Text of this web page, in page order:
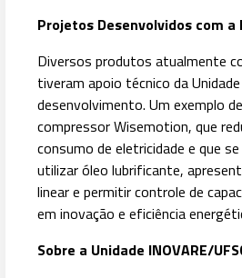
Projetos Desenvolvidos com a
Diversos produtos atualmente
tiveram apoio técnico da
desenvolvimento. Um exemplo
compressor Wisemotion, que
consumo de eletricidade e que
utilizar óleo lubrificante,
linear e permitir controle de
em inovação e eficiência
Sobre a Unidade INOVARE/